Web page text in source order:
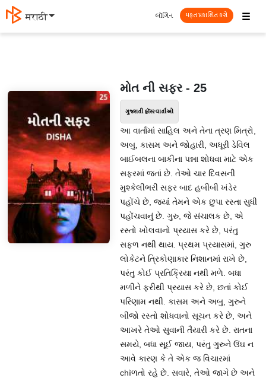
मराठी ☰
લૉગિન મફત પ્રકાશિત કરો
મોત ની સફર - 25
ગુજરાતી હૉરર વાર્તાઓ
આ વાર્તામાં સાહિલ અને તેના ત્રણ મિત્રો,
અબુ, કાસમ અને જોહારી, અધૂરી ડેવિલ
બાઈબલના બાકીના પન્ના શોધવા માટે એક
સફરમાં જતાં છે. તેઓ ચાર દિવસની
મુશ્કેલીભરી સફર બાદ હબીબી ખંડેર
પહોંચે છે, જ્યાં તેમને એક છુપા રસ્તા સુધી
પહોંચવાનું છે. ગુરુ, જે સંચાલક છે, એ
રસ્તો ખોલવાનો પ્રયાસ કરે છે, પરંતુ
સફળ નથી થાય. પ્રથમ પ્રયાસમાં, ગુરુ
લોકેટને ત્રિકોણાકાર નિશાનમાં રાખે છે,
પરંતુ કોઈ પ્રતિક્રિયા નથી મળે. બધા
મળીને ફરીથી પ્રયાસ કરે છે, છતાં કોઈ
પરિણામ નથી. કાસમ અને અબુ, ગુરુને
બીજો રસ્તો શોધવાનો સૂચન કરે છે, અને
આખરે તેઓ સુવાની તૈયારી કરે છે. રાતના
સમયે, બધા સૂઈ જાય, પરંતુ ગુરુને ઉંઘ ન
આવે કારણ કે તે એક જ વિચારમાં
chìળતો રહે છે. સવારે, તેઓ જાગે છે અને